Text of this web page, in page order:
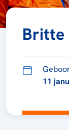
Britte
11